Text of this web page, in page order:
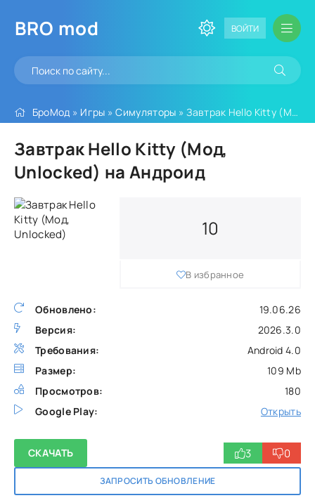
BRO mod ВОЙТИ
БроМод » Игры »Симуляторы » Завтрак Hello Kitty (Мод, Unlocked)
Завтрак Hello Kitty (Мод,
Unlocked) на Андроид
Обновлено:
19.06.26
Версия:
2026.3.0
Требования:
Android 4.0
Размер:
109 Mb
Просмотров:
180
Google Play:
Открыть
10
В избранное
СКАЧАТЬ
ЗАПРОСИТЬ ОБНОВЛЕНИЕ
3 0